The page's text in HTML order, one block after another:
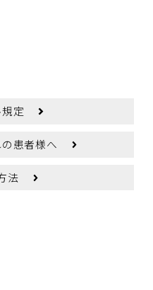
定
患者様へ
法